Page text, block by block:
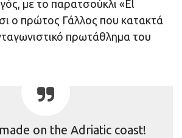
με το παρατσούκλι «El
ο πρώτος Γάλλος που κατακτά
πρωτάθλημα του
on the Adriatic coast!